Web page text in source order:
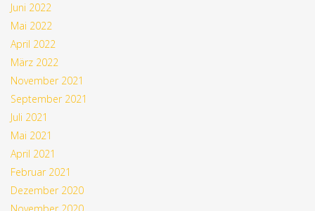
Juni 2022
Mai 2022
April 2022
März 2022
November 2021
September 2021
Juli 2021
Mai 2021
April 2021
Februar 2021
Dezember 2020